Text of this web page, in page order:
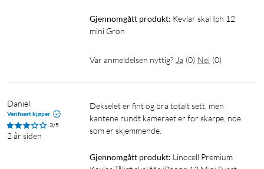
Gjennomgått produkt: Kevlar skal Iph 12
mini Grön
Var anmeldelsen nyttig? Ja (0) Nei (0)
Daniel
Verifisert kjøper
3/5
2 år siden
Dekselet er fint og bra totalt sett, men
kantene rundt kameraet er for skarpe, noe
som er skjemmende.
Gjennomgått produkt: Linocell Premium